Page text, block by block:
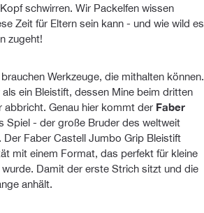
schwirren. Wir Packelfen wissen
Zeit für Eltern sein kann - und wie wild es
zugeht!
Werkzeuge, die mithalten können.
ein Bleistift, dessen Mine beim dritten
abbricht. Genau hier kommt der Faber
Spiel - der große Bruder des weltweit
Faber Castell Jumbo Grip Bleistift
mit einem Format, das perfekt für kleine
Damit der erste Strich sitzt und die
anhält.